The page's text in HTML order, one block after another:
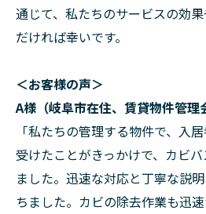
通じて、私たちのサービスの効
だければ幸いです。
＜お客様の声＞
A様（岐阜市在住、賃貸物件管理
「私たちの管理する物件で、入
受けたことがきっかけで、カビ
ました。迅速な対応と丁寧な説
ちました。カビの除去作業も迅